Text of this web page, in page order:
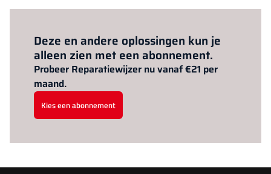
Deze en andere oplossingen kun je
alleen zien met een abonnement.
Probeer Reparatiewijzer nu vanaf €21 per
maand.
Kies een abonnement